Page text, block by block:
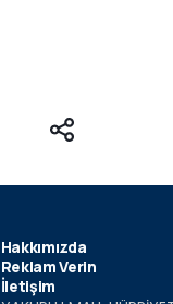
Hakkımızda
Reklam Verin
İletişim